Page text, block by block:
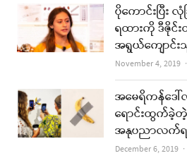
ပိုကောင်းပြီး
ရထားကို ဒီဇိုင်
အရွယ်ကျောင်း
November 4, 2019
အမေရိကန်ဒေါ်
ရောင်းထွက်ခဲ့
အနုပညာလက်
December 6, 2019